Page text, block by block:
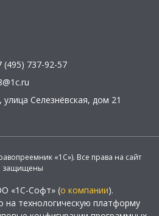
(495) 737-92-57
, улица Селезнёвская, дом 21
«1С»). Все права на сайт
защищены
«1С-Софт» (о компании).
на технологическую платформу